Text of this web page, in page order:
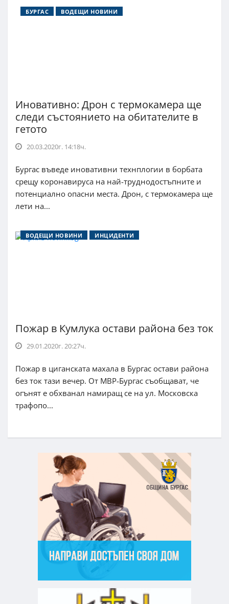
БУРГАС ВОДЕЩИ НОВИНИ
Иновативно: Дрон с термокамера ще
следи състоянието на обитателите в
гетото
20.03.2020г. 14:18ч.
Бургас въведе иновативни технплогии в борбата
срещу коронавируса на най-труднодостъпните и
потенциално опасни места. Дрон, с термокамера ще
лети на...
ВОДЕЩИ НОВИНИ ИНЦИДЕНТИ
Пожар в Кумлука остави района без ток
29.01.2020г. 20:27ч.
Пожар в циганската махала в Бургас остави района
без ток тази вечер. От МВР-Бургас съобщават, че
огънят е обхванал намиращ се на ул. Московска
трафопо...